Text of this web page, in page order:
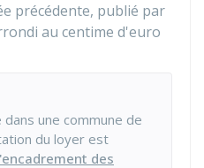
précédente, publié par
au centime d'euro
une commune de
du loyer est
des